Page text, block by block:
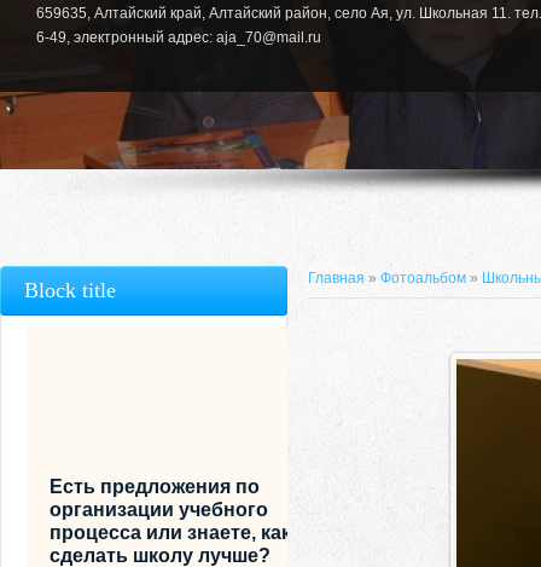
659635, Алтайский край, Алтайский район, село Ая, ул. Школьная 11.
6-49, электронный адрес: aja_70@mail.ru
Главная » Фотоальбом »
Block title
Есть предложения по
организации учебного
процесса или знаете, как
сделать школу лучше?